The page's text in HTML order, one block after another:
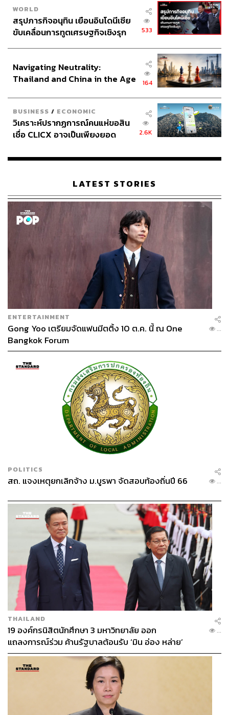
WORLD
สรุปภารกิจอนุทิน เยือนอินโดนีเซีย
ขับเคลื่อนการทูตเศรษฐกิจเชิงรุก
533
Navigating Neutrality:
Thailand and China in the Age
164
BUSINESS / ECONOMIC
วิเคราะห์ปรากฏการณ์คนแห่ขอสิน
เชื่อ CLICX อาจเป็นเพียงยอด
เรือนไทยที่ถูกซุกไว้
2.6K
LATEST STORIES
ENTERTAINMENT
Gong Yoo เตรียมจัดแฟนมีตติ้ง 10 ต.ค. นี้ ณ One
Bangkok Forum
...
POLITICS
สถ. แจงเหตุยกเลิกจ้าง ม.บูรพา จัดสอบท้องถิ่นปี 66 ...
THAILAND
19 องค์กรนิสิตนักศึกษา 3 มหาวิทยาลัย ออก
แถลงการณ์ร่วม ค้านรัฐบาลต้อนรับ ‘มิน อ่อง หล่าย’
...